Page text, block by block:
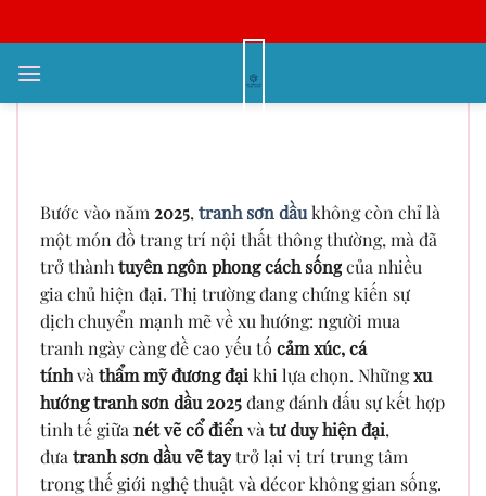
qua
nội
Xu Hướng Tranh Sơn Dầu 2025 –
Bước vào năm 2025, tranh sơn dầukhông còn chỉ là
một món đồ trang trí nội thất thông thường, mà đã
trở thành tuyên ngôn phong cách sốngcủa nhiều
gia chủ hiện đại. Thị trường đang chứng kiến sự
dịch chuyển mạnh mẽ về xu hướng: người mua
tranh ngày càng đề cao yếu tố cảm xúc, cá
tínhvà thẩm mỹ đương đại khi lựa chọn. Nhữngxu
hướng tranh sơn dầu 2025đang đánh dấu sự kết hợp
tinh tế giữa nét vẽ cổ điển và tư duy hiện đại,
đưa tranh sơn dầu vẽ taytrở lại vị trí trung tâm
trong thế giới nghệ thuật và décor không gian sống.